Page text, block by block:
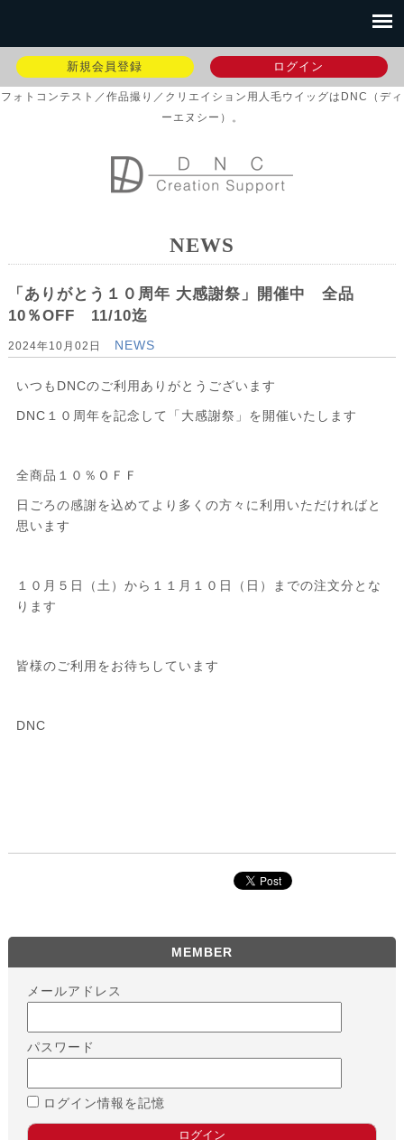
新規会員登録 ログイン
フォトコンテスト／作品撮り／クリエイション用人毛ウイッグはDNC（ディ
ーエヌシー）。
NEWS
「ありがとう１０周年 大感謝祭」開催中 全品
10％OFF 11/10迄
2024年10月02日 NEWS
いつもDNCのご利用ありがとうございます
DNC１０周年を記念して「大感謝祭」を開催いたします
全商品１０％ＯＦＦ
日ごろの感謝を込めてより多くの方々に利用いただければと
思います
１０月５日（土）から１１月１０日（日）までの注文分とな
ります
皆様のご利用をお待ちしています
DNC
MEMBER
メールアドレス
パスワード
ログイン情報を記憶